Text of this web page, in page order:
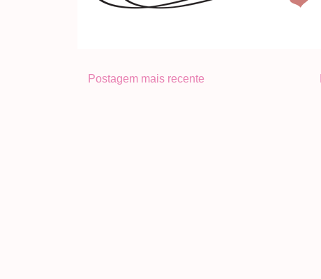
Postagem mais recente